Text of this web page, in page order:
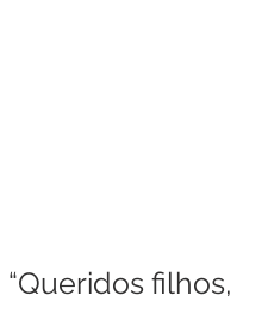
“Queridos filhos,